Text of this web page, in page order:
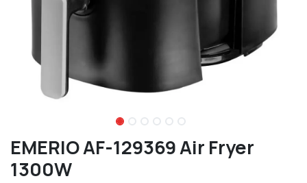
EMERIO AF-129369 Air Fryer
1300W